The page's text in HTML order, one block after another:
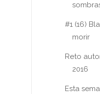
#1 (16)
morir
Reto
2016
Esta